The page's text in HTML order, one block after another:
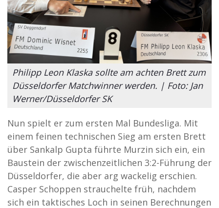
Philipp Leon Klaska sollte am achten Brett zum
Düsseldorfer Matchwinner werden. | Foto: Jan
Werner/Düsseldorfer SK
Nun spielt er zum ersten Mal Bundesliga. Mit
einem feinen technischen Sieg am ersten Brett
über Sankalp Gupta führte Murzin sich ein, ein
Baustein der zwischenzeitlichen 3:2-Führung der
Düsseldorfer, die aber arg wackelig erschien.
Casper Schoppen strauchelte früh, nachdem
sich ein taktisches Loch in seinen Berechnungen